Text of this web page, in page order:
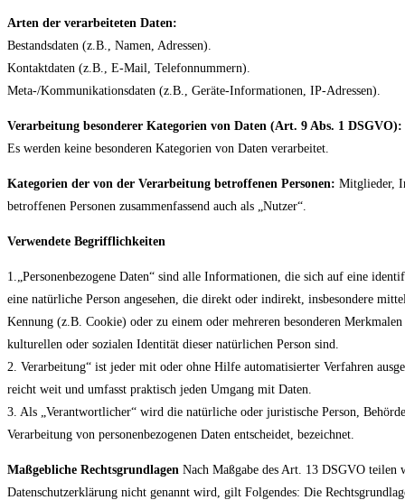
Arten der verarbeiteten Daten:
Bestandsdaten (z.B., Namen, Adressen).
Kontaktdaten (z.B., E-Mail, Telefonnummern).
Meta-/Kommunikationsdaten (z.B., Geräte-Informationen, IP-Adressen).
Verarbeitung besonderer Kategorien von Daten (Art. 9 Abs. 1 DSGVO):
Es werden keine besonderen Kategorien von Daten verarbeitet.
Kategorien der von der Verarbeitung betroffenen Personen: Mitglieder,
betroffenen Personen zusammenfassend auch als „Nutzer“.
Verwendete Begrifflichkeiten
1.„Personenbezogene Daten“ sind alle Informationen, die sich auf eine
eine natürliche Person angesehen, die direkt oder indirekt, insbesondere
Kennung (z.B. Cookie) oder zu einem oder mehreren besonderen
kulturellen oder sozialen Identität dieser natürlichen Person sind.
2. Verarbeitung“ ist jeder mit oder ohne Hilfe automatisierter Verfahren
reicht weit und umfasst praktisch jeden Umgang mit Daten.
3. Als „Verantwortlicher“ wird die natürliche oder juristische Person,
Verarbeitung von personenbezogenen Daten entscheidet, bezeichnet.
Maßgebliche Rechtsgrundlagen Nach Maßgabe des Art. 13 DSGVO teilen
Datenschutzerklärung nicht genannt wird, gilt Folgendes: Die